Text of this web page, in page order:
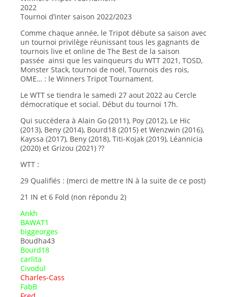
2022
Tournoi d’inter saison 2022/2023
Comme chaque année, le Tripot débute sa saison avec
un tournoi privilège réunissant tous les gagnants de
tournois live et online de The Best de la saison
passée ainsi que les vainqueurs du WTT 2021, TOSD,
Monster Stack, tournoi de noël, Tournois des rois,
OME… : le Winners Tripot Tournament.
Le WTT se tiendra le samedi 27 aout 2022 au Cercle
démocratique et social. Début du tournoi 17h.
Qui succédera à Alain Go (2011), Poy (2012), Le Hic
(2013), Beny (2014), Bourd18 (2015) et Wenzwin (2016),
Kayssa (2017), Beny (2018), Titi-Kojak (2019), Léannicia
(2020) et Grizou (2021) ??
WTT :
29 Qualifiés : (merci de mettre IN à la suite de ce post)
21 IN et 6 Fold (non répondu 2)
Ankh
BAWAT1
biggeorges
Boudha43
Bourd18
carlita
Civodul
Charles-Cass
FabB